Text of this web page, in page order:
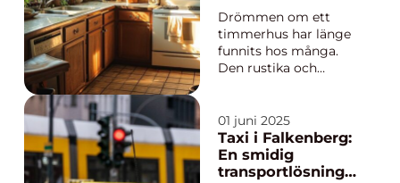
Drömmen om ett
timmerhus har länge
funnits hos många.
Den rustika och
obegränsad känsla av
värme och hållbarhet
gör timmerhus till ett
lockande alternativ
01 juni 2025
Taxi i Falkenberg:
En smidig
transportlösning